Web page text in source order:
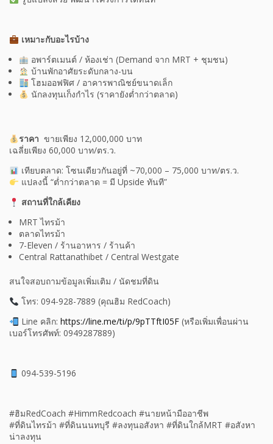
เหมาะกับอะไรบ้าง
อพาร์ตเมนต์ / ห้องเช่า (Demand จาก MRT + ชุมชน)
บ้านพักอาศัยระดับกลาง-บน
โฮมออฟฟิศ / อาคารพาณิชย์ขนาดเล็ก
นักลงทุนเก็งกำไร (ราคายังต่ำกว่าตลาด)
ราคา ขายเพียง 12,000,000 บาท
เฉลี่ยเพียง 60,000 บาท/ตร.ว.
เทียบตลาด: โซนเดียวกันอยู่ที่ ~70,000 – 75,000 บาท/ตร.ว.
แปลงนี้ “ต่ำกว่าตลาด = มี Upside ทันที”
สถานที่ใกล้เคียง
MRT ไทรม้า
ตลาดไทรม้า
7-Eleven / ร้านอาหาร / ร้านค้า
Central Rattanathibet / Central Westgate
สนใจสอบถามข้อมูลเพิ่มเติม / นัดชมที่ดิน
โทร: 094-928-7889 (คุณฮิม RedCoach)
Line คลิก: https://line.me/ti/p/9pTTftI05F(หรือเพิ่มเพื่อนผ่าน
เบอร์โทรศัพท์: 0949287889)
094-539-5196
#ฮิมRedCoach #HimmRedcoach #นายหน้ามืออาชีพ
#ที่ดินไทรม้า #ที่ดินนนทบุรี #ลงทุนอสังหา #ที่ดินใกล้MRT #อสังหา
น่าลงทุน